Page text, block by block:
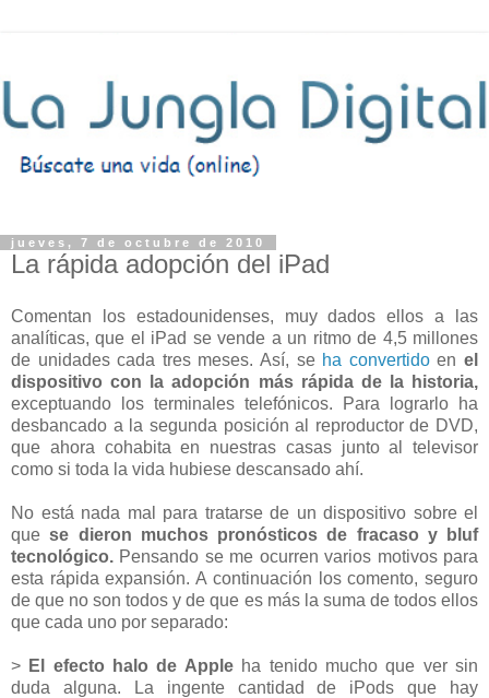
jueves, 7 de octubre de 2010
La rápida adopción del iPad
Comentan los estadounidenses, muy dados ellos a las
analíticas, que el iPad se vende a un ritmo de 4,5 millones
de unidades cada tres meses. Así, se ha convertidoenel
dispositivo con la adopción más rápida de la historia,
exceptuando los terminales telefónicos. Para lograrlo ha
desbancado a la segunda posición al reproductor de DVD,
que ahora cohabita en nuestras casas junto al televisor
como si toda la vida hubiese descansado ahí.
No está nada mal para tratarse de un dispositivo sobre el
que se dieron muchos pronósticos de fracaso y bluf
tecnológico. Pensando se me ocurren varios motivos para
esta rápida expansión. A continuación los comento, seguro
de que no son todos y de que es más la suma de todos ellos
que cada uno por separado:
> El efecto halo de Appleha tenido mucho que ver sin
duda alguna. La ingente cantidad de iPods que hay